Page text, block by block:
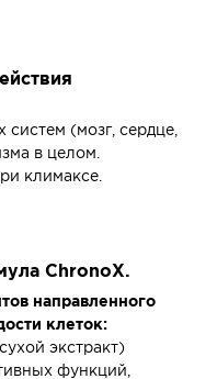
(мозг, сердце,
в целом.
климаксе.
ChronoX.
направленного
клеток:
экстракт)
функций,